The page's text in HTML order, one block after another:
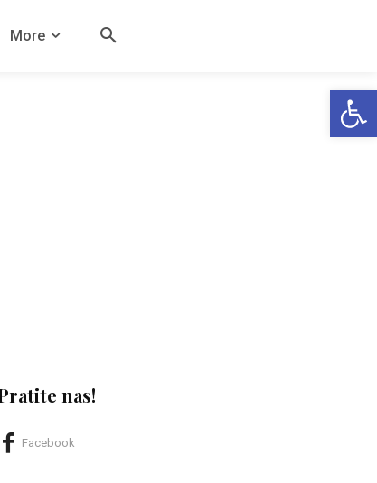
More
nas!
Facebook